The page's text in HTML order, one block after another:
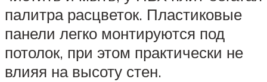
палитра расцветок. Пластиковые
панели легко монтируются под
потолок, при этом практически не
влияя на высоту стен.